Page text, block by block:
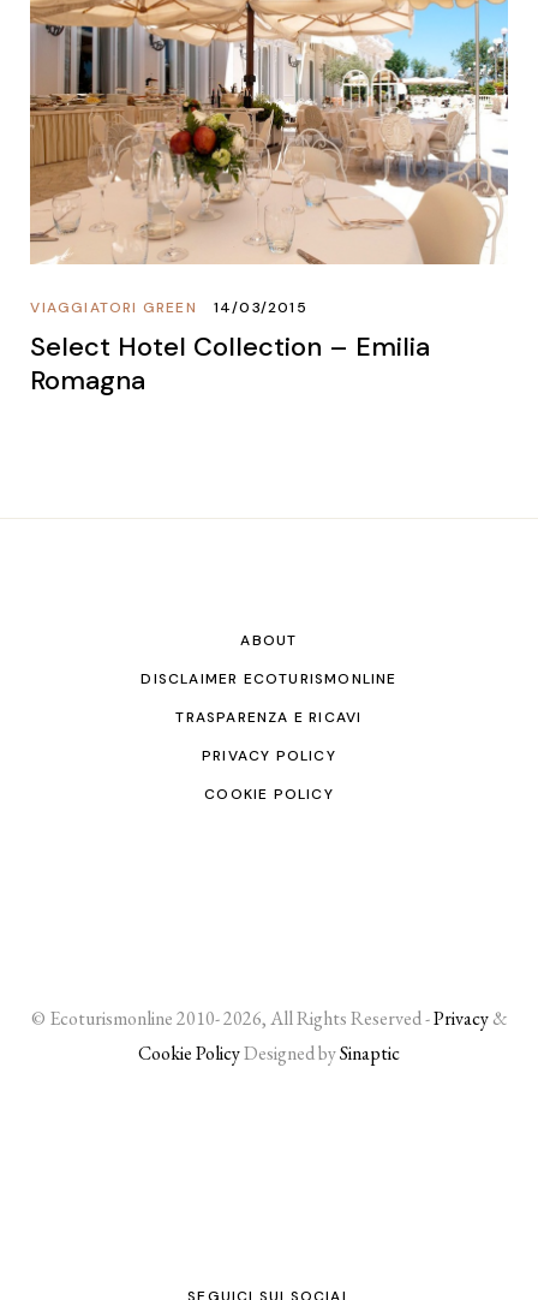
VIAGGIATORI GREEN 14/03/2015
Select Hotel Collection – Emilia
Romagna
ABOUT
DISCLAIMER ECOTURISMONLINE
TRASPARENZA E RICAVI
PRIVACY POLICY
COOKIE POLICY
© Ecoturismonline 2010- 2026, All Rights Reserved -Privacy&
Cookie PolicyDesigned bySinaptic